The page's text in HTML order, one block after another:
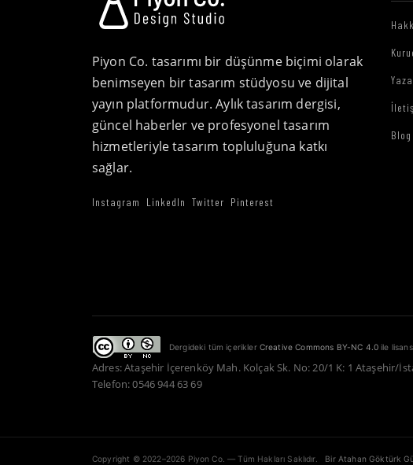
Piyon Co. tasarımı bir düşünme biçimi olarak
benimseyen bir tasarım stüdyosu ve dijital
yayın platformudur. Aylık tasarım dergisi,
güncel haberler ve profesyonel tasarım
hizmetleriyle tasarım topluluğuna katkı
sağlar.
Instagram LinkedIn Twitter Pinterest
Blog
Dergideki tüm içerikler Creative Commons BY-NC 4.0 ile
Adres: Ataşehir İçerenköy Mah. Kolçak Sk. No: 20/1 K: 1 Ataşehir/
Telefon: 0546 944 63 69
Copyright © 2022–2026 Piyon Co. — Tüm Hakları Saklıdır. Bir Atahan Göktürk